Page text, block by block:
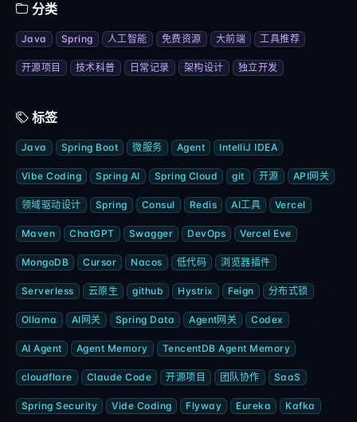
分类
Java Spring 人工智能 免费资源 大前端 工具推荐
开源项目 技术科普 日常记录 架构设计 独立开发
标签
Java Spring Boot 微服务 Agent IntelliJ IDEA
Vibe Coding Spring AI Spring Cloud git 开源 API网关
领域驱动设计 Spring Consul Redis AI工具 Vercel
Maven ChatGPT Swagger DevOps Vercel Eve
MongoDB Cursor Nacos 低代码 浏览器插件
Serverless 云原生 github Hystrix Feign 分布式锁
Ollama AI网关 Spring Data Agent网关 Codex
AI Agent Agent Memory TencentDB Agent Memory
cloudflare Claude Code 开源项目 团队协作 SaaS
Spring Security Vide Coding Flyway Eureka Kafka